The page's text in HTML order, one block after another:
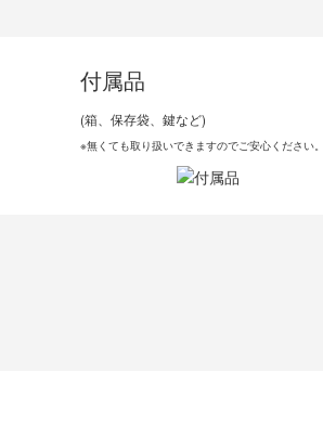
付属品
(箱、保存袋、鍵など)
※無くても取り扱いできますのでご安心ください。